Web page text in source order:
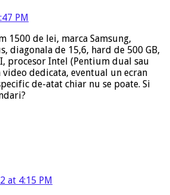
PM
1500 de lei, marca Samsung,
diagonala de 15,6, hard de 500 GB,
procesor Intel (Pentium dual sau
video dedicata, eventual un ecran
de-atat chiar nu se poate. Si
at 4:15 PM